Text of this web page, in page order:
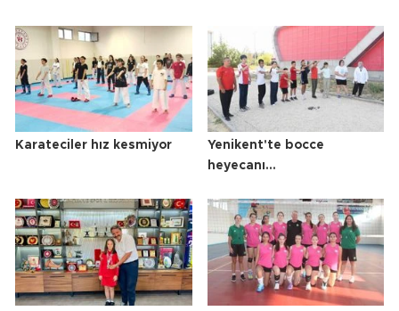
Karateciler hız kesmiyor
Yenikent'te bocce
heyecanı...